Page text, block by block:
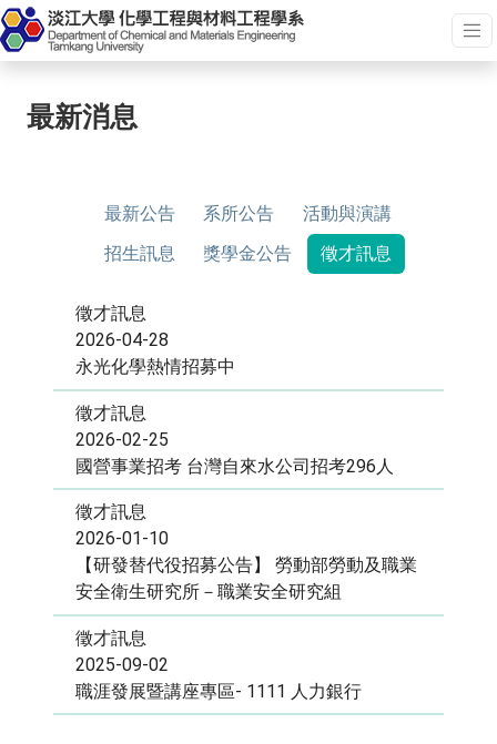
最新消息
最新公告 系所公告
活動與演講
招生訊息
獎學金公告 徵才訊息
徵才訊息
2026-04-28
永光化學熱情招募中
徵才訊息
2026-02-25
國營事業招考 台灣自來水公司招考296人
徵才訊息
2026-01-10
【研發替代役招募公告】 勞動部勞動及職業
安全衛生研究所－職業安全研究組
徵才訊息
2025-09-02
職涯發展暨講座專區- 1111 人力銀行